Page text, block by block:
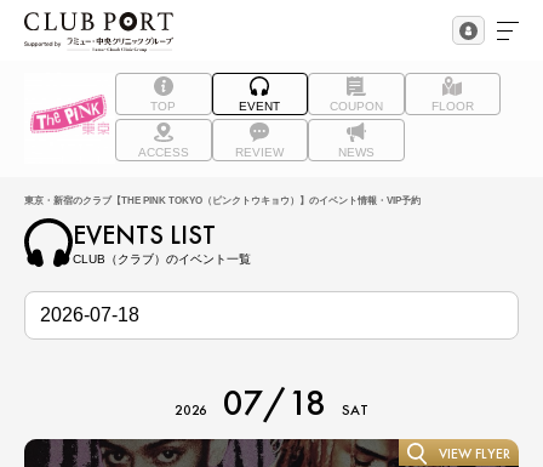
TOP EVENT COUPON FLOOR
ACCESS REVIEW NEWS
東京・新宿のクラブ【THE PINK TOKYO（ピンクトウキョウ）】のイベント情報・VIP予約
EVENTS LIST
CLUB（クラブ）のイベント一覧
2026 07/18 SAT
VIEW FLYER